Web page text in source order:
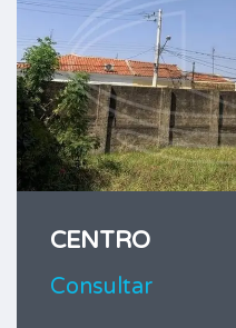
CENTRO
Consultar